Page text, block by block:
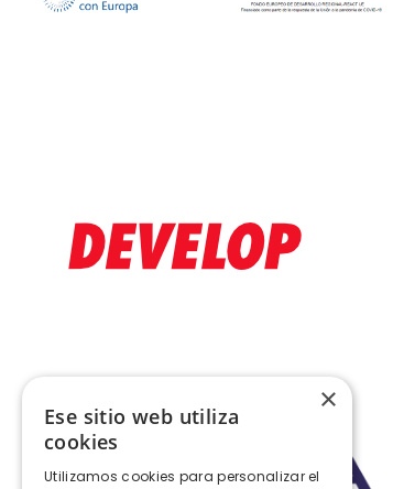
×
Ese sitio web utiliza
cookies
Utilizamos cookies para personalizar el